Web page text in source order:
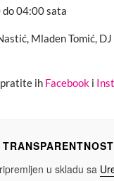
do 04:00 sata
Mladen Tomić,
ih Facebook i
u skladu sa